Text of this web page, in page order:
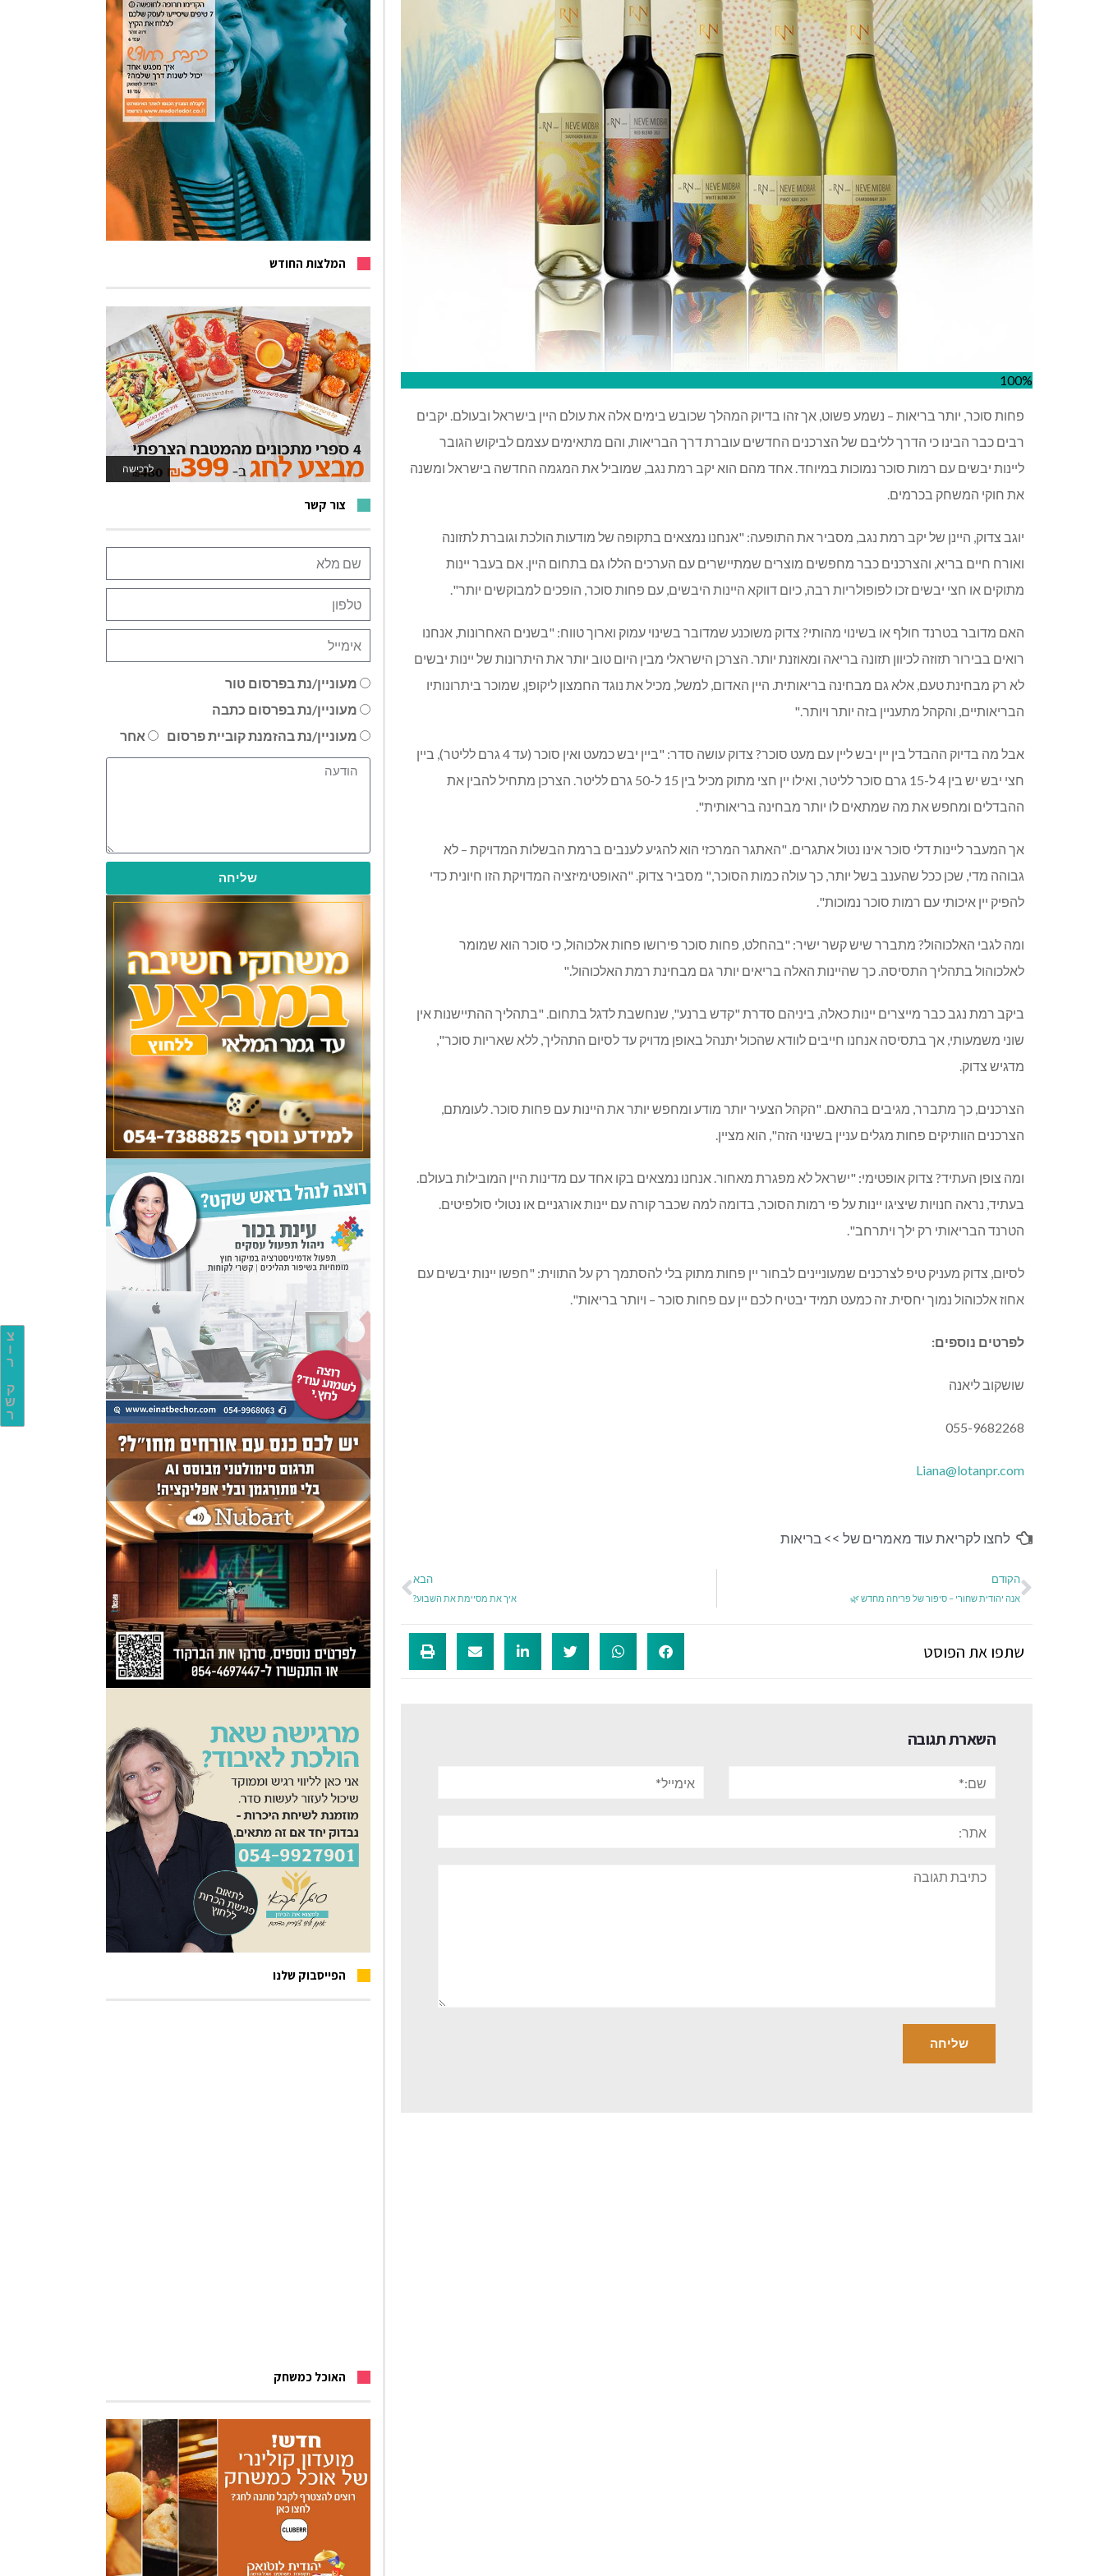
צ
ו
ר
ק
ש
ר
100%
פחות סוכר, יותר בריאות – נשמע פשוט, אך זהו בדיוק המהלך שכובש בימים אלה את עולם היין בישראל ובעולם. יקבים
רבים כבר הבינו כי הדרך לליבם של הצרכנים החדשים עוברת דרך הבריאות, והם מתאימים עצמם לביקוש הגובר
ליינות יבשים עם רמות סוכר נמוכות במיוחד. אחד מהם הוא יקב רמת נגב, שמוביל את המגמה החדשה בישראל ומשנה
את חוקי המשחק בכרמים.
יוגב צדוק, היינן של יקב רמת נגב, מסביר את התופעה: "אנחנו נמצאים בתקופה של מודעות הולכת וגוברת לתזונה
ואורח חיים בריא, והצרכנים כבר מחפשים מוצרים שמתיישרים עם הערכים הללו גם בתחום היין. אם בעבר יינות
מתוקים או חצי יבשים זכו לפופולריות רבה, כיום דווקא היינות היבשים, עם פחות סוכר, הופכים למבוקשים יותר".
האם מדובר בטרנד חולף או בשינוי מהותי? צדוק משוכנע שמדובר בשינוי עמוק וארוך טווח: "בשנים האחרונות, אנחנו
רואים בבירור תזוזה לכיוון תזונה בריאה ומאוזנת יותר. הצרכן הישראלי מבין היום טוב יותר את היתרונות של יינות יבשים
לא רק מבחינת טעם, אלא גם מבחינה בריאותית. היין האדום, למשל, מכיל את נוגד החמצון ליקופן, שמוכר ביתרונותיו
הבריאותיים, והקהל מתעניין בזה יותר ויותר."
אבל מה בדיוק ההבדל בין יין יבש ליין עם מעט סוכר? צדוק עושה סדר: "ביין יבש כמעט ואין סוכר (עד 4 גרם לליטר), ביין
חצי יבש יש בין 4 ל-15 גרם סוכר לליטר, ואילו יין חצי מתוק מכיל בין 15 ל-50 גרם לליטר. הצרכן מתחיל להבין את
ההבדלים ומחפש את מה שמתאים לו יותר מבחינה בריאותית".
אך המעבר ליינות דלי סוכר אינו נטול אתגרים. "האתגר המרכזי הוא להגיע לענבים ברמת הבשלות המדויקת – לא
גבוהה מדי, שכן ככל שהענב בשל יותר, כך עולה כמות הסוכר," מסביר צדוק. "האופטימיזציה המדויקת הזו חיונית כדי
להפיק יין איכותי עם רמות סוכר נמוכות".
ומה לגבי האלכוהול? מתברר שיש קשר ישיר: "בהחלט, פחות סוכר פירושו פחות אלכוהול, כי סוכר הוא שמומר
לאלכוהול בתהליך התסיסה. כך שהיינות האלה בריאים יותר גם מבחינת רמת האלכוהול."
ביקב רמת נגב כבר מייצרים יינות כאלה, ביניהם סדרת "קדש ברנע", שנחשבת לדגל בתחום. "בתהליך ההתיישנות אין
שוני משמעותי, אך בתסיסה אנחנו חייבים לוודא שהכול יתנהל באופן מדויק עד לסיום התהליך, ללא שאריות סוכר",
מדגיש צדוק.
הצרכנים, כך מתברר, מגיבים בהתאם. "הקהל הצעיר יותר מודע ומחפש יותר את היינות עם פחות סוכר. לעומתם,
הצרכנים הוותיקים פחות מגלים עניין בשינוי הזה", הוא מציין.
ומה צופן העתיד? צדוק אופטימי: "ישראל לא מפגרת מאחור. אנחנו נמצאים בקו אחד עם מדינות היין המובילות בעולם.
בעתיד, נראה חנויות שיציגו יינות על פי רמות הסוכר, בדומה למה שכבר קורה עם יינות אורגניים או נטולי סולפיטים.
הטרנד הבריאותי רק ילך ויתרחב".
לסיום, צדוק מעניק טיפ לצרכנים שמעוניינים לבחור יין פחות מתוק בלי להסתמך רק על התווית: "חפשו יינות יבשים עם
אחוז אלכוהול נמוך יחסית. זה כמעט תמיד יבטיח לכם יין עם פחות סוכר – ויותר בריאות".
לפרטים נוספים:
שושקוב ליאנה
055-9682268
Liana@lotanpr.com
לחצו לקריאת עוד מאמרים של >>בריאות
הקודם
אנה יהודית שחורי – סיפור של פריחה מחדש 🌿
הבא
איך את מסיימת את השבוע?
שתפו את הפוסט
השארת תגובה
תגובה
המלצות החודש
לרכישה
לאתר המשחקים
צור קשר
מעוניין/נת בפרסום טור
מעוניין/נת בפרסום כתבה
מעוניין/נת בהזמנת קוביית פרסום
אחר
שליחה
הפייסבוק שלנו
האוכל כמשחק